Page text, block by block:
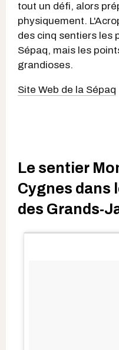
tout un défi, alors
physiquement.
des cinq sentiers les
Sépaq, mais les
grandioses.
Site Web de la Sépaq
Le sentier
Cygnes dans
des Grands-